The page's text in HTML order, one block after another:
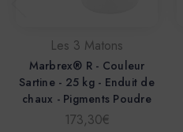
Les 3 Matons
Marbrex® R - Couleur
Sartine - 25 kg - Enduit de
chaux - Pigments Poudre
173,30€